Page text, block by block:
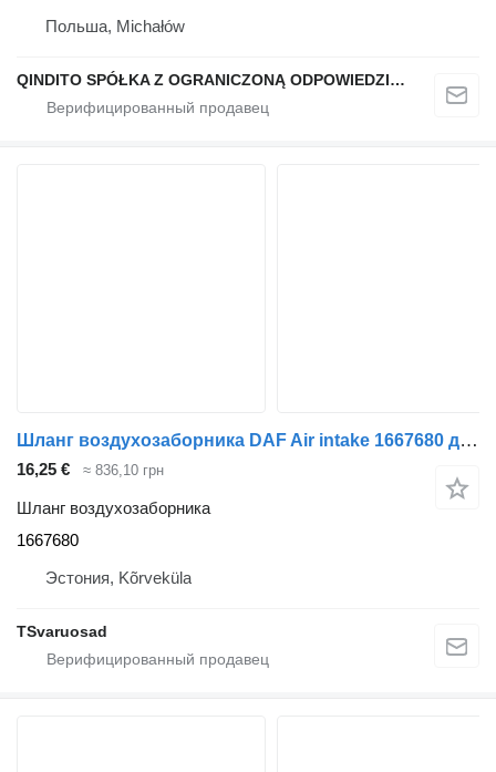
Польша, Michałów
QINDITO SPÓŁKA Z OGRANICZONĄ ODPOWIEDZIALNOŚCIĄ
Шланг воздухозаборника DAF Air intake 1667680 для тягача DAF XF105-460
16,25 € ≈ 836,10 грн
Шланг воздухозаборника
1667680
Эстония, Kõrveküla
TSvaruosad